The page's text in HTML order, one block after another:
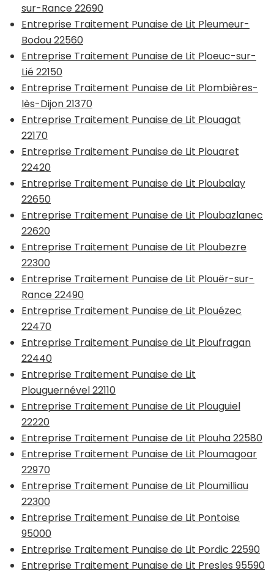
sur-Rance 22690
Entreprise Traitement Punaise de Lit Pleumeur-
Bodou 22560
Entreprise Traitement Punaise de Lit Ploeuc-sur-
Lié 22150
Entreprise Traitement Punaise de Lit Plombières-
lès-Dijon 21370
Entreprise Traitement Punaise de Lit Plouagat
22170
Entreprise Traitement Punaise de Lit Plouaret
22420
Entreprise Traitement Punaise de Lit Ploubalay
22650
Entreprise Traitement Punaise de Lit Ploubazlanec
22620
Entreprise Traitement Punaise de Lit Ploubezre
22300
Entreprise Traitement Punaise de Lit Plouër-sur-
Rance 22490
Entreprise Traitement Punaise de Lit Plouézec
22470
Entreprise Traitement Punaise de Lit Ploufragan
22440
Entreprise Traitement Punaise de Lit
Plouguernével 22110
Entreprise Traitement Punaise de Lit Plouguiel
22220
Entreprise Traitement Punaise de Lit Plouha 22580
Entreprise Traitement Punaise de Lit Ploumagoar
22970
Entreprise Traitement Punaise de Lit Ploumilliau
22300
Entreprise Traitement Punaise de Lit Pontoise
95000
Entreprise Traitement Punaise de Lit Pordic 22590
Entreprise Traitement Punaise de Lit Presles 95590